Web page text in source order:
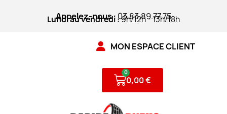
Appelez-nous: 03.83.89.77.75
Lundi au vendredi :9h/12h - 13h/18h
MON ESPACE CLIENT
0,00 €